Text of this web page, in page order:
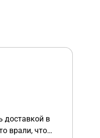
врали, что